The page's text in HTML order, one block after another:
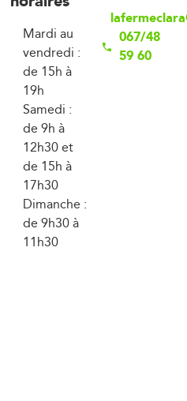
Mardi au
vendredi :
de 15h à
19h
Samedi :
de 9h à
12h30 et
de 15h à
17h30
Dimanche :
de 9h30 à
11h30
067/48
59 60